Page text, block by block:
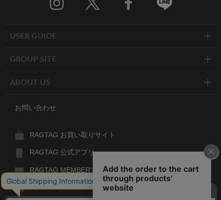
USER GUIDE
GROUP SITE
ABOUT US
お問い合わせ
RAGTAG お買い取りサイト
RAGTAG 公式アプリ
RAGTAG MEMBER'S CARD
RAGTAG MAGAZINE